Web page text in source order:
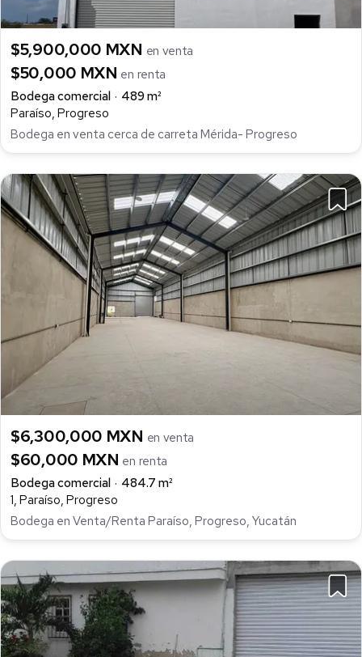
$5,900,000 MXN en venta
$50,000 MXN en renta
Bodega comercial
489 m²
Paraíso, Progreso
Bodega en venta cerca de carreta Mérida- Progreso
$6,300,000 MXN en venta
$60,000 MXN en renta
Bodega comercial
484.7 m²
1, Paraíso, Progreso
Bodega en Venta/Renta Paraíso, Progreso, Yucatán